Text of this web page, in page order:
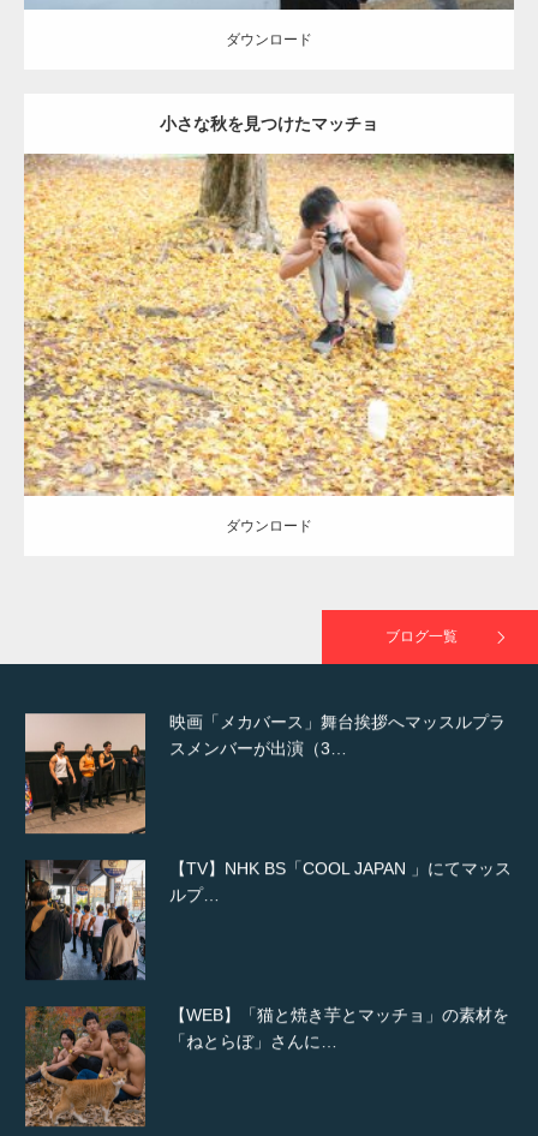
ダウンロード
小さな秋を見つけたマッチョ
Update:2021.07.8
Category:公園のマッチョ その他 AKIHITO(細マッチョ) 肩
ダウンロード
ダウンロード
ブログ一覧
ギネス世界記録…
【TV】TBS番組「ひるおび」にてマッスルプ
ラスが紹介されま…
TOKYO FMラジオ番組「ONE MORNING」
で紹介さ…
NHK「所さん！事件ですよ」に取材されまし
た（6/8放送）
映画「メカバース」舞台挨拶へマッスルプラ
スメンバーが出演（3…
【TV】NHK BS「COOL JAPAN 」にてマッス
ルプ…
【WEB】「猫と焼き芋とマッチョ」の素材を
「ねとらぼ」さんに…